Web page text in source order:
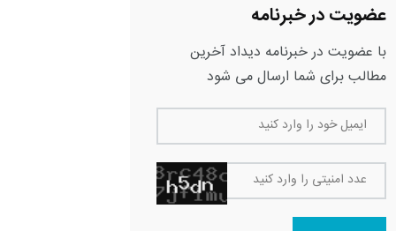
عضویت در خبرنامه
با عضویت در خبرنامه دیداد آخرین
مطالب برای شما ارسال می شود
ایمیل خود را وارد کنید
عدد امنیتی را وارد کنید